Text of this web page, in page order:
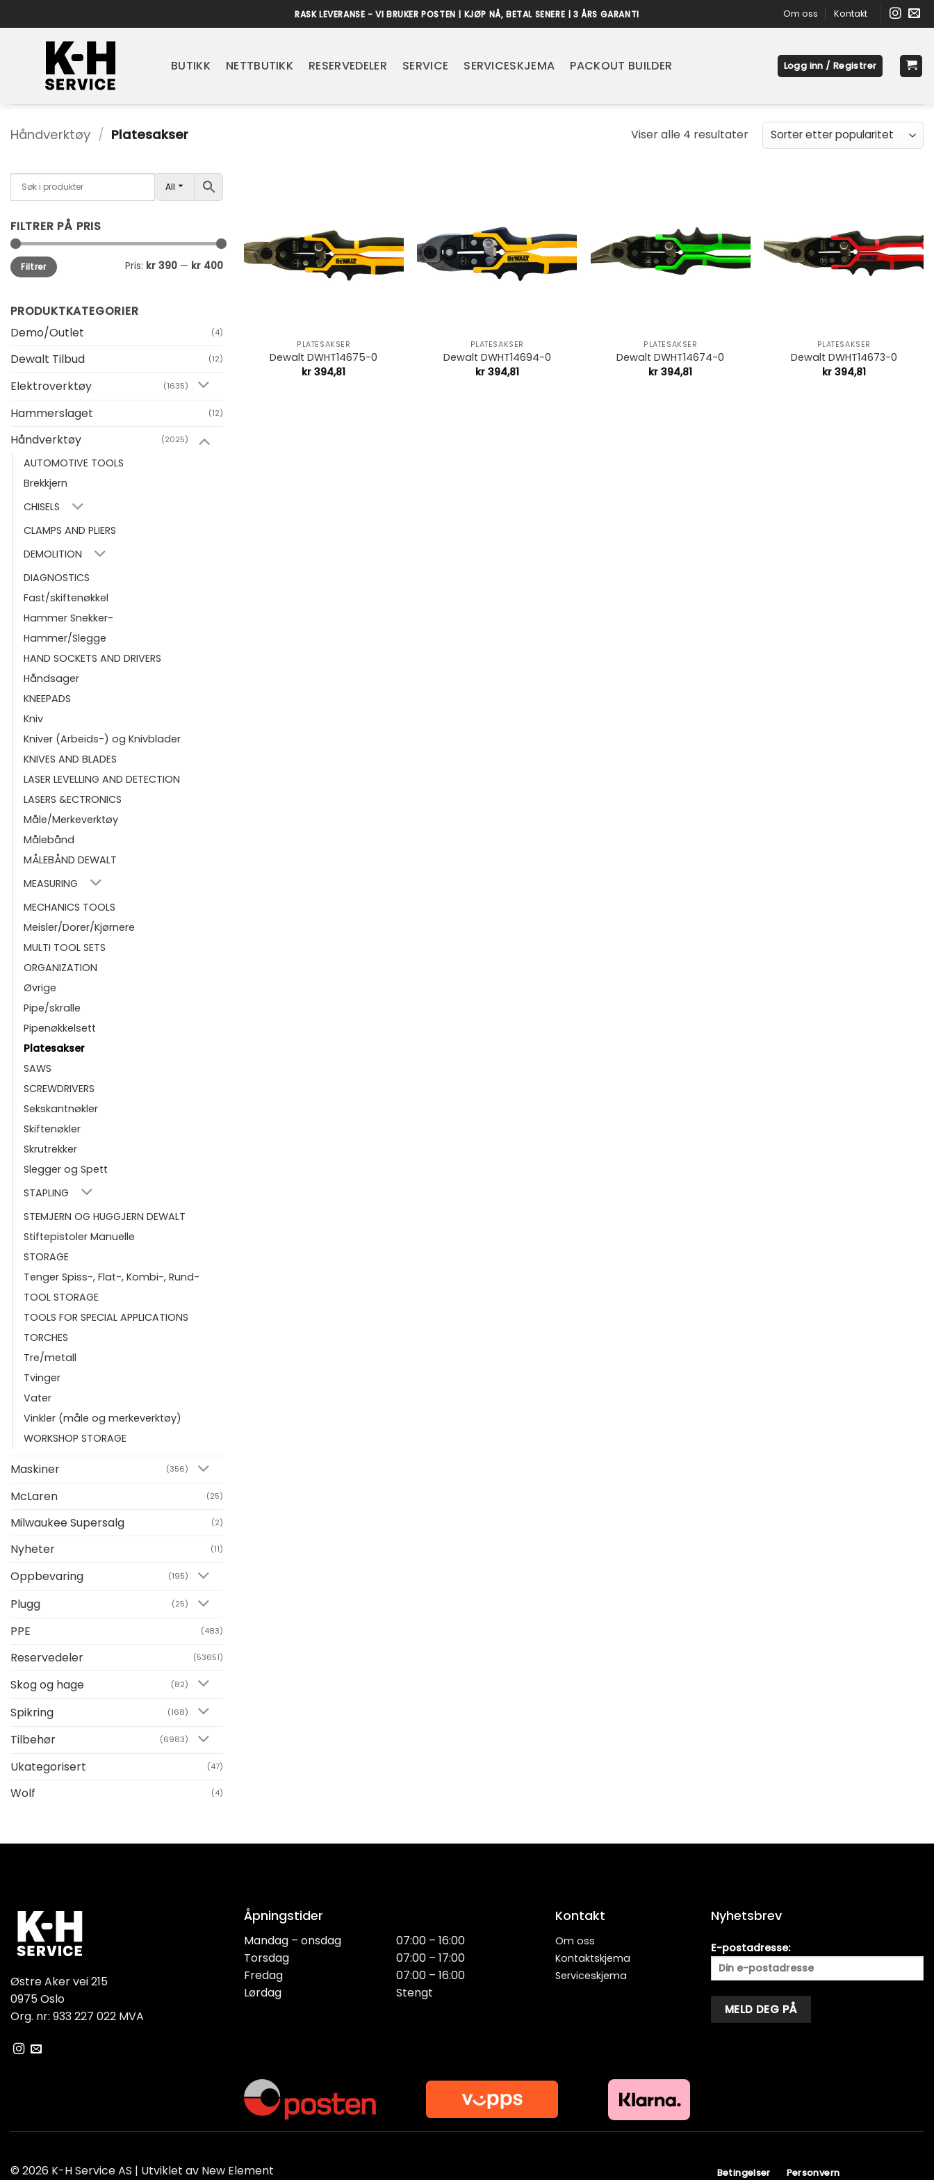
to
RASK LEVERANSE - VI BRUKER POSTEN | KJØP NÅ, BETAL SENERE | 3 ÅRS GARANTI Om oss Kontakt
BUTIKK NETTBUTIKK RESERVEDELER SERVICE SERVICESKJEMA PACKOUT BUILDER Logg inn / Registrer
Håndverktøy / Platesakser Viser alle 4 resultaterSortert
etter
All
FILTRER PÅ PRIS
Min.
pris
Makspris
Filtrer Pris: kr 390 — kr 400
PRODUKTKATEGORIER
Demo/Outlet
(4)
Dewalt Tilbud (12)
Elektroverktøy (1635)
Hammerslaget (12)
Håndverktøy (2025)
AUTOMOTIVE TOOLS
Brekkjern
CHISELS
CLAMPS AND PLIERS
DEMOLITION
DIAGNOSTICS
Fast/skiftenøkkel
Hammer Snekker-
Hammer/Slegge
HAND SOCKETS AND DRIVERS
Håndsager
KNEEPADS
Kniv
Kniver (Arbeids-) og Knivblader
KNIVES AND BLADES
LASER LEVELLING AND DETECTION
LASERS &ECTRONICS
Måle/Merkeverktøy
Målebånd
MÅLEBÅND DEWALT
MEASURING
MECHANICS TOOLS
Meisler/Dorer/Kjørnere
MULTI TOOL SETS
ORGANIZATION
Øvrige
Pipe/skralle
Pipenøkkelsett
Platesakser
SAWS
SCREWDRIVERS
Sekskantnøkler
Skiftenøkler
Skrutrekker
Slegger og Spett
STAPLING
STEMJERN OG HUGGJERN DEWALT
Stiftepistoler Manuelle
STORAGE
Tenger Spiss-, Flat-, Kombi-, Rund-
TOOL STORAGE
TOOLS FOR SPECIAL APPLICATIONS
TORCHES
Tre/metall
Tvinger
Vater
Vinkler (måle og merkeverktøy)
WORKSHOP STORAGE
Maskiner (356)
McLaren (25)
Milwaukee Supersalg (2)
Nyheter (11)
Oppbevaring (195)
Plugg (25)
PPE (483)
Reservedeler (53651)
Skog og hage (82)
Spikring (168)
Tilbehør (6983)
Ukategorisert (47)
Wolf (4)
PLATESAKSER
Dewalt DWHT14675-0
kr 394,81
PLATESAKSER
Dewalt DWHT14694-0
kr394,81
PLATESAKSER
Dewalt DWHT14674-0
kr 394,81
PLATESAKSER
Dewalt DWHT14673-0
kr394,81
Østre Aker vei 215
0975 Oslo
Org. nr: 933 227 022 MVA
Åpningstider
Mandag – onsdag
Torsdag
Fredag
Lørdag
07:00 – 16:00
07:00 – 17:00
07:00 – 16:00
Stengt
Kontakt
Om oss
Kontaktskjema
Serviceskjema
Nyhetsbrev
E-postadresse:
© 2026 K-H Service AS | Utviklet av New Element Betingelser Personvern